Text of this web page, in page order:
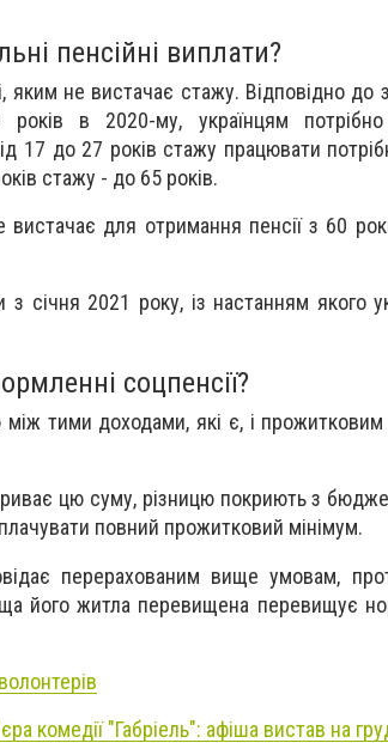
пенсійні виплати?
яким не вистачає стажу. Відповідно до
в 2020-му, українцям
17 до 27 років стажу працювати
стажу - до 65 років.
для отримання пенсії з 60
січня 2021 року, із настанням якого
соцпенсії?
між тими доходами, які є, і
цю суму, різницю покриють з
повний прожитковий мінімум.
перерахованим вище умовам,
його житла перевищена перевищує
комедії "Габріель": афіша вистав на